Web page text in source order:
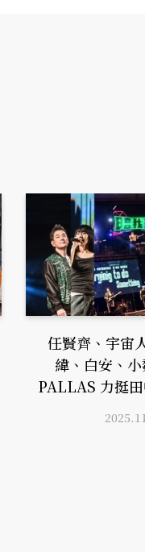
任賢齊、宇宙
緯、白安、
PALLAS 力挺